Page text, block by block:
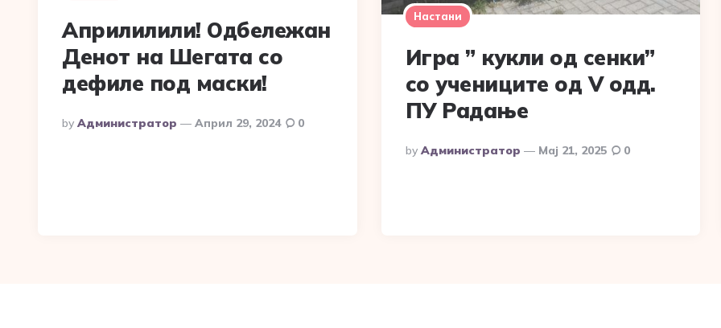
Априлилили! Одбележан
Денот на Шегата со
дефиле под маски!
Posted
By
By Администратор Април 29, 2024 0
Настани
Игра ” кукли од сенки”
со учениците од V oдд.
ПУ Радање
Posted
By
By Администратор Мај 21, 2025 0